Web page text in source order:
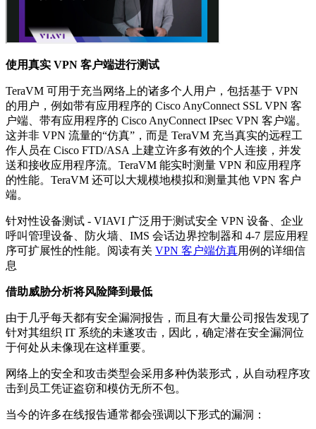
使用真实 VPN 客户端进行测试
TeraVM 可用于充当网络上的诸多个人用户，包括基于 VPN
的用户，例如带有应用程序的 Cisco AnyConnect SSL VPN 客
户端、带有应用程序的 Cisco AnyConnect IPsec VPN 客户端。
这并非 VPN 流量的“仿真”，而是 TeraVM 充当真实的远程工
作人员在 Cisco FTD/ASA 上建立许多有效的个人连接，并发
送和接收应用程序流。TeraVM 能实时测量 VPN 和应用程序
的性能。TeraVM 还可以大规模地模拟和测量其他 VPN 客户
端。
针对性设备测试 - VIAVI 广泛用于测试安全 VPN 设备、企业
呼叫管理设备、防火墙、IMS 会话边界控制器和 4-7 层应用程
序可扩展性的性能。阅读有关 VPN 客户端仿真用例的详细信
息
借助威胁分析将风险降到最低
由于几乎每天都有安全漏洞报告，而且有大量公司报告发现了
针对其组织 IT 系统的未遂攻击，因此，确定潜在安全漏洞位
于何处从未像现在这样重要。
网络上的安全和攻击类型会采用多种伪装形式，从自动程序攻
击到员工凭证盗窃和模仿无所不包。
当今的许多在线报告通常都会强调以下形式的漏洞：